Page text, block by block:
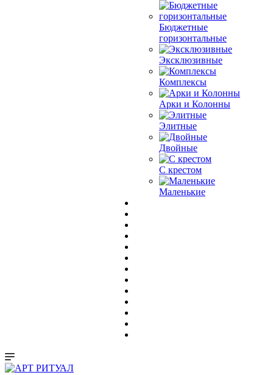
Бюджетные
горизонтальные
Эксклюзивные
Комплексы
Арки и Колонны
Элитные
Двойные
С крестом
Маленькие